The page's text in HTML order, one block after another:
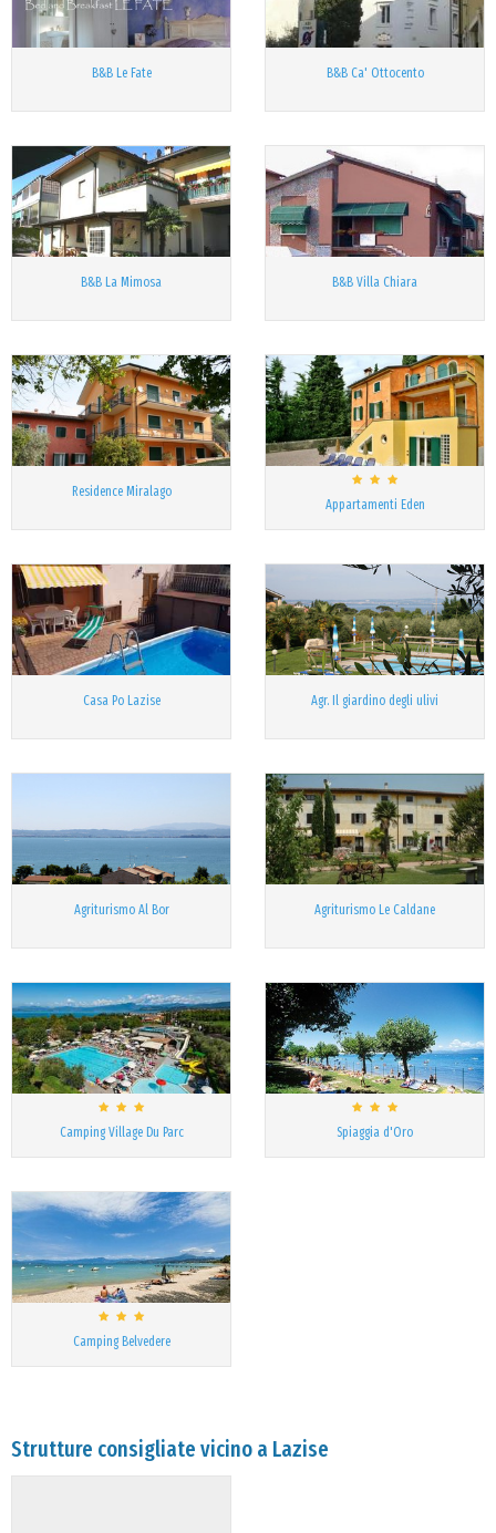
B&B Le Fate B&B Ca' Ottocento
B&B La Mimosa B&B Villa Chiara
Residence Miralago
Appartamenti Eden
Casa Po Lazise Agr. Il giardino degli ulivi
Agriturismo Al Bor Agriturismo Le Caldane
Camping Village Du Parc Spiaggia d'Oro
Camping Belvedere
Strutture consigliate vicino a Lazise